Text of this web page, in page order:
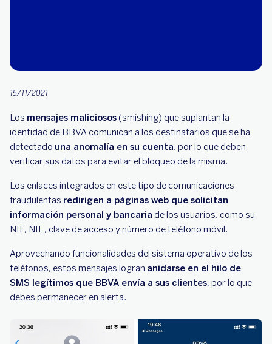
15/11/2021
Los mensajes maliciosos (smishing) que suplantan la
identidad de BBVA comunican a los destinatarios que se ha
detectado una anomalía en su cuenta, por lo que deben
verificar sus datos para evitar el bloqueo de la misma.
Los enlaces integrados en este tipo de comunicaciones
fraudulentas redirigen a páginas web que solicitan
información personal y bancaria de los usuarios, como su
NIF, NIE, clave de acceso y número de teléfono móvil.
Aprovechando funcionalidades del sistema operativo de los
teléfonos, estos mensajes logran anidarse en el hilo de
SMS legítimos que BBVA envía a sus clientes, por lo que
debes permanecer en alerta.